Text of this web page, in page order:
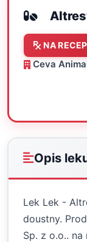
NA
Ceva
Opis
Lek Lek -
doustny.
Sp. z o.o..